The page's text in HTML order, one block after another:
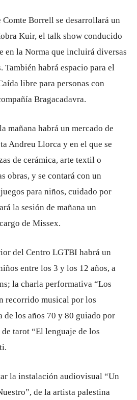
Borrell se desarrollará un
Kuir, el talk show conducido
en la Norma que incluirá diversas
También habrá espacio para el
libre para personas con
Bragacadavra.
mañana habrá un mercado de
Andreu Llorca y en el que se
de cerámica, arte textil o
obras, y se contará con un
para niños, cuidado por
la sesión de mañana un
de Missex.
del Centro LGTBI habrá un
entre los 3 y los 12 años, a
la charla performativa “Los
recorrido musical por los
de los años 70 y 80 guiado por
tarot “El lenguaje de los
la instalación audiovisual “Un
de la artista palestina